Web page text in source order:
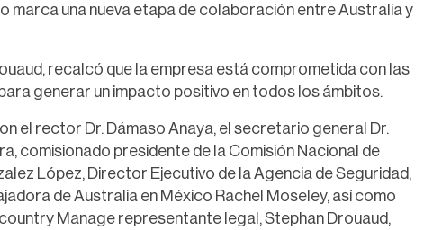
marca una nueva etapa de colaboración entre Australia y
recalcó que la empresa está comprometida con las
generar un impacto positivo en todos los ámbitos.
el rector Dr. Dámaso Anaya, el secretario general Dr.
comisionado presidente de la Comisión Nacional de
López, Director Ejecutivo de la Agencia de Seguridad,
de Australia en México Rachel Moseley, así como
Manage representante legal, Stephan Drouaud,